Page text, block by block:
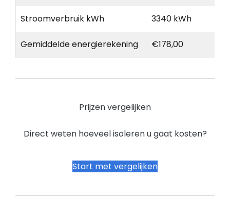
Stroomverbruik kWh 3340 kWh
Gemiddelde energierekening €178,00
Prijzen vergelijken
Direct weten hoeveel isoleren u gaat kosten?
Start met vergelijken